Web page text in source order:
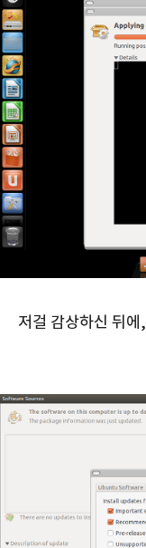
저걸 감상하신 뒤에,